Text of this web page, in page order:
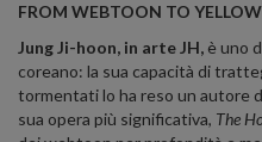
FROM WEBTOON TO
Jung Ji-hoon, in arte JH, è uno
coreano: la sua capacità di
tormentati lo ha reso un autore
sua opera più significativa, The